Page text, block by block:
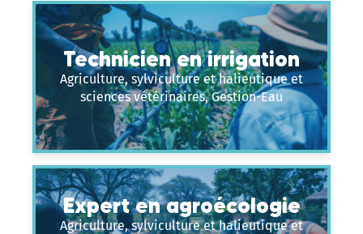
Technicien en irrigation
Agriculture, sylviculture et halieutique et
sciences vétérinaires, Gestion-Eau
Expert en agroécologie
Agriculture, sylviculture et halieutique et